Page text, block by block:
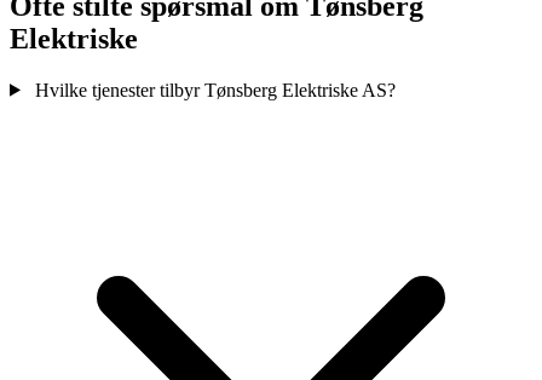
Elektriske
Hvilke tjenester tilbyr Tønsberg Elektriske AS?